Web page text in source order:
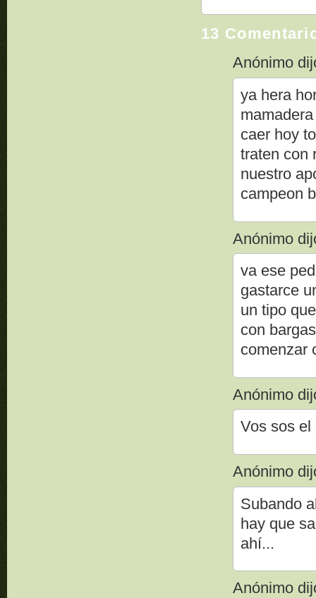
13
Anónimo
ya hera
caer hoy
traten con
nuestro
campeon
Anónimo
va ese
gastarce
un tipo
con
comenzar
Anónimo
Vos sos el
Anónimo
Subando
hay que
ahí...
Anónimo